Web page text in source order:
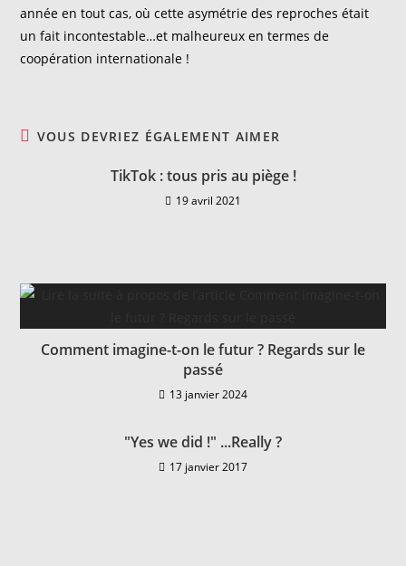
année en tout cas, où cette asymétrie des reproches était
un fait incontestable…et malheureux en termes de
coopération internationale !
VOUS DEVRIEZ ÉGALEMENT AIMER
TikTok : tous pris au piège !
19 avril 2021
Comment imagine-t-on le futur ? Regards sur le
passé
13 janvier 2024
"Yes we did !" ...Really ?
17 janvier 2017